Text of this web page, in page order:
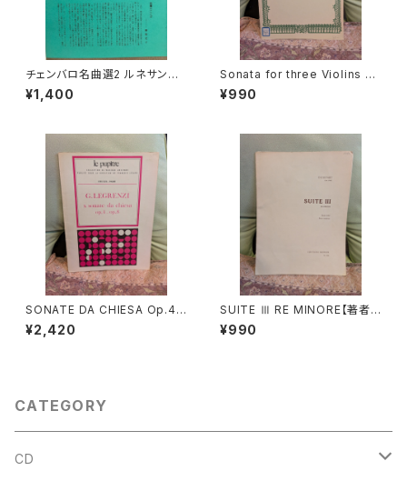
チェンバロ名曲選2 ルネサンス
からロココまで【編集：野村満
男】出版：東京コレギウム 199
¥1,400
Sonata for three Violins an
d Basso continuo【著者：GA
BRIELI】出版社：BÄRENREITE
¥990
SONATE DA CHIESA Op.4 -
Op.8【著者：G.LEGRENZI】出
版社：HEUGEL& Cie 1968年
¥2,420
SUITE Ⅲ RE MINORE【著者：
DIEUPART】出版社：EDITION
MOECK 1966年
¥990
CATEGORY
CD